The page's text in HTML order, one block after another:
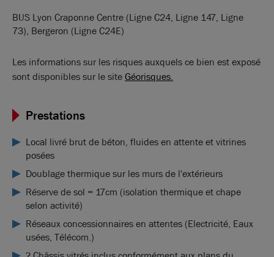
BUS Lyon Craponne Centre (Ligne C24, Ligne 147, Ligne
73), Bergeron (Ligne C24E)
Les informations sur les risques auxquels ce bien est exposé
sont disponibles sur le siteGéorisques.
Prestations
Local livré brut de béton, fluides en attente et vitrines
posées
Doublage thermique sur les murs de l'extérieurs
Réserve de sol = 17cm (isolation thermique et chape
selon activité)
Réseaux concessionnaires en attentes (Electricité, Eaux
usées, Télécom.)